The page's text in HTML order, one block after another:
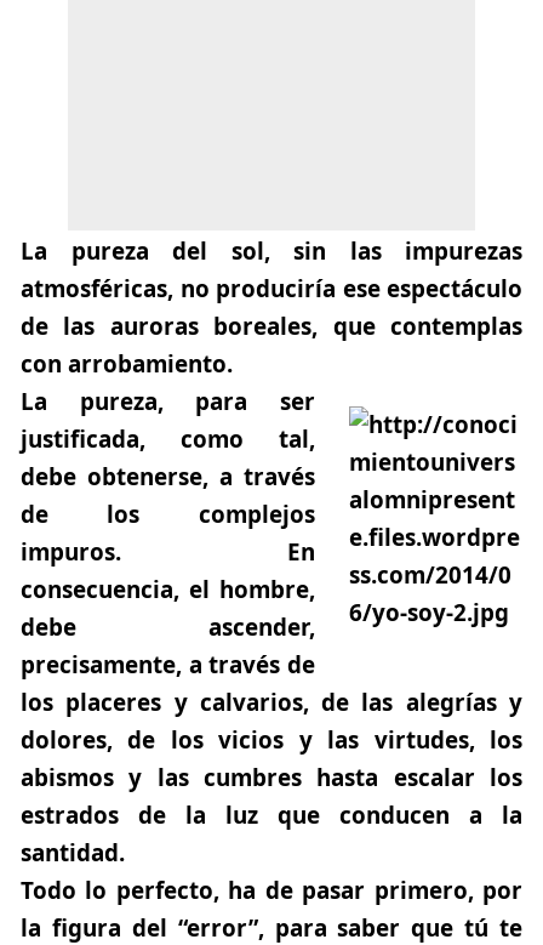
La pureza del sol, sin las impurezas
atmosféricas, no produciría ese espectáculo
de las auroras boreales, que contemplas
con arrobamiento.
La pureza, para ser
justificada, como tal,
debe obtenerse, a través
de los complejos
impuros. En
consecuencia, el hombre,
debe ascender,
precisamente, a través de
los placeres y calvarios, de las alegrías y
dolores, de los vicios y las virtudes, los
abismos y las cumbres hasta escalar los
estrados de la luz que conducen a la
santidad.
Todo lo perfecto, ha de pasar primero, por
la figura del “error”, para saber que tú te